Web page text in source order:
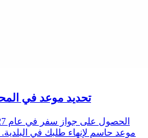
تحديد موعد في
موعد حاسم لإنهاء طلبك في